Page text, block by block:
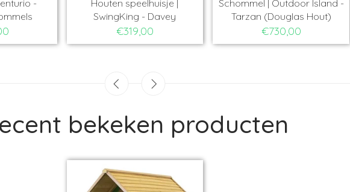
-
Houten speelhuisje |
SwingKing - Davey
€319,00
Schommel | Outdoor Island -
Tarzan (Douglas Hout)
€730,00
bekeken producten